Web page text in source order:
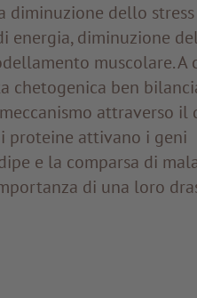
diminuzione dello stress
energia, diminuzione
muscolare. A
chetogenica ben
attraverso il
proteine attivano i geni
e la comparsa di
di una loro